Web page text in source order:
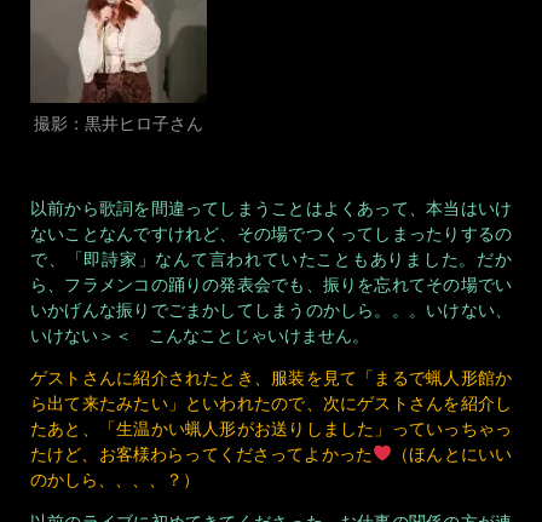
撮影：黒井ヒロ子さん
以前から歌詞を間違ってしまうことはよくあって、本当はいけ
ないことなんですけれど、その場でつくってしまったりするの
で、「即詩家」なんて言われていたこともありました。だか
ら、フラメンコの踊りの発表会でも、振りを忘れてその場でい
いかげんな振りでごまかしてしまうのかしら。。。いけない、
いけない＞＜ こんなことじゃいけません。
ゲストさんに紹介されたとき、服装を見て「まるで蝋人形館か
ら出て来たみたい」といわれたので、次にゲストさんを紹介し
たあと、「生温かい蝋人形がお送りしました」っていっちゃっ
たけど、お客様わらってくださってよかった
（ほんとにいい
のかしら、、、、？）